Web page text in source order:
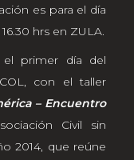
es para el día
hrs en ZULA.
el primer día del
con el taller
– Encuentro
Civil sin
2014, que reúne